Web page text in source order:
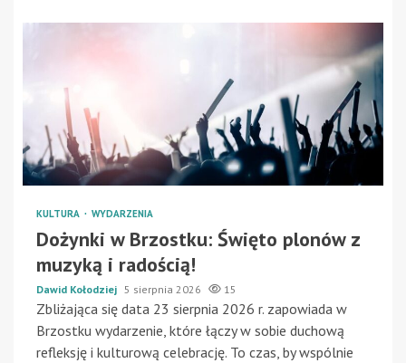
KULTURA WYDARZENIA
Dożynki w Brzostku: Święto plonów z
muzyką i radością!
Dawid Kołodziej 5 sierpnia 2026 15
Zbliżająca się data 23 sierpnia 2026 r. zapowiada w
Brzostku wydarzenie, które łączy w sobie duchową
refleksję i kulturową celebrację. To czas, by wspólnie